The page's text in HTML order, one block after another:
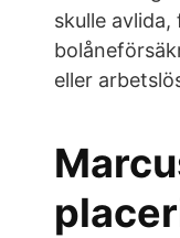
skulle
eller